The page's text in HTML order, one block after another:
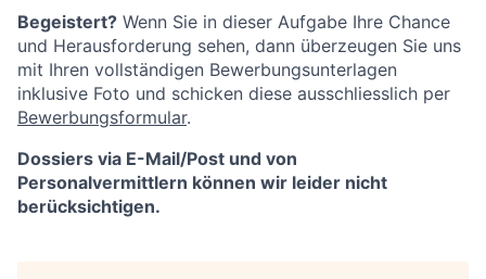
Begeistert? Wenn Sie in dieser Aufgabe Ihre Chance
und Herausforderung sehen, dann überzeugen Sie uns
mit Ihren vollständigen Bewerbungsunterlagen
inklusive Foto und schicken diese ausschliesslich per
Bewerbungsformular.
Dossiers via E-Mail/Post und von
Personalvermittlern können wir leider nicht
berücksichtigen.